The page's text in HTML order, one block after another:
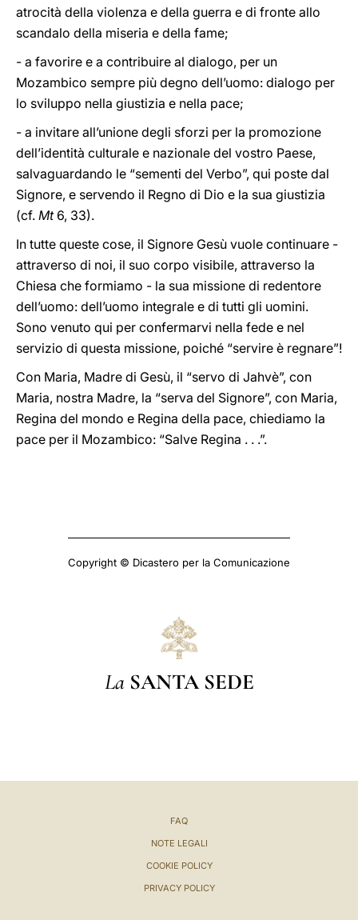
atrocità della violenza e della guerra e di fronte allo
scandalo della miseria e della fame;
- a favorire e a contribuire al dialogo, per un
Mozambico sempre più degno dell’uomo: dialogo per
lo sviluppo nella giustizia e nella pace;
- a invitare all’unione degli sforzi per la promozione
dell’identità culturale e nazionale del vostro Paese,
salvaguardando le “sementi del Verbo”, qui poste dal
Signore, e servendo il Regno di Dio e la sua giustizia
(cf. Mt6, 33).
In tutte queste cose, il Signore Gesù vuole continuare -
attraverso di noi, il suo corpo visibile, attraverso la
Chiesa che formiamo - la sua missione di redentore
dell’uomo: dell’uomo integrale e di tutti gli uomini.
Sono venuto qui per confermarvi nella fede e nel
servizio di questa missione, poiché “servire è regnare”!
Con Maria, Madre di Gesù, il “servo di Jahvè”, con
Maria, nostra Madre, la “serva del Signore”, con Maria,
Regina del mondo e Regina della pace, chiediamo la
pace per il Mozambico: “Salve Regina . . .”.
Copyright © Dicastero per la Comunicazione
La SANTA SEDE
FAQ
NOTE LEGALI
COOKIE POLICY
PRIVACY POLICY